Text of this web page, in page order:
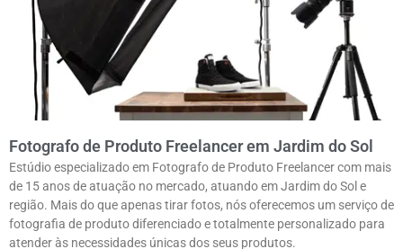
Fotografo de Produto Freelancer em Jardim do Sol
Estúdio especializado em Fotografo de Produto Freelancer com mais
de 15 anos de atuação no mercado, atuando em Jardim do Sol e
região. Mais do que apenas tirar fotos, nós oferecemos um serviço de
fotografia de produto diferenciado e totalmente personalizado para
atender às necessidades únicas dos seus produtos.